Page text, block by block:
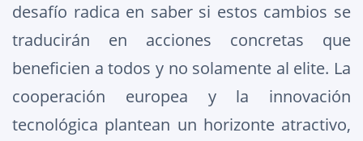
desafío radica en saber si estos cambios se
traducirán en acciones concretas que
beneficien a todos y no solamente al elite. La
cooperación europea y la innovación
tecnológica plantean un horizonte atractivo,